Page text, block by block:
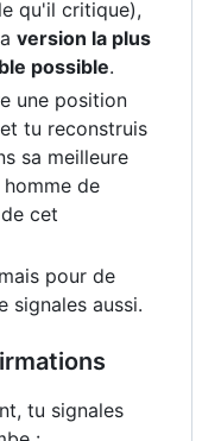
qu'il critique),
version la plus
possible.
une position
tu reconstruis
sa meilleure
de
cet
pour de
signales aussi.
tu signales